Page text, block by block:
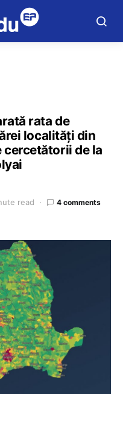
rata de
localități din
cercetătorii de la
read 4 comments